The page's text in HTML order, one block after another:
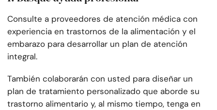
Consulte a proveedores de atención médica con
experiencia en trastornos de la alimentación y el
embarazo para desarrollar un plan de atención
integral.
También colaborarán con usted para diseñar un
plan de tratamiento personalizado que aborde su
trastorno alimentario y, al mismo tiempo, tenga en